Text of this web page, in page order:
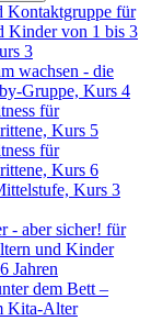
Kontaktgruppe für
Kinder von 1 bis 3
3
wachsen - die
Gruppe, Kurs 4
für
Kurs 5
für
Kurs 6
Kurs 3
- aber sicher! für
und Kinder
Jahren
dem Bett –
Kita-Alter